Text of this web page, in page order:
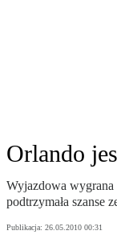
Orlando
Wyjazdowa
podtrzymała szanse
Publikacja: 26.05.2010 00:31